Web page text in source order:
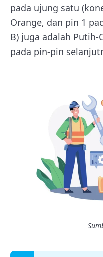
pada ujung satu
Orange, dan pin 1
B) juga adalah
pada pin-pin